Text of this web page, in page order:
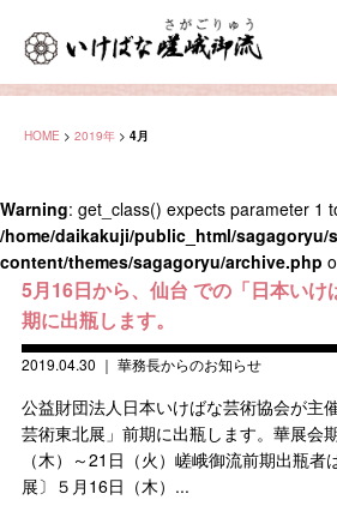
HOME > 2019年 > 4月
Warning: get_class() expects parameter 1
/home/daikakuji/public_html/sagagoryu/
content/themes/sagagoryu/archive.php
5月16日から、仙台 での「日本いけ
期に出瓶します。
2019.04.30 ｜ 華務長からのお知らせ
公益財団法人日本いけばな芸術協会が主
芸術東北展」前期に出瓶します。華展会
（木）～21日（火）嵯峨御流前期出瓶
展〕５月16日（木）...